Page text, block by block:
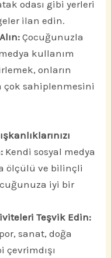
odası gibi yerleri
ilan edin.
Çocuğunuzla
kullanım
onların
çok sahiplenmesini
Kendi sosyal medya
ölçülü ve bilinçli
iyi bir
Teşvik Edin:
sanat, doğa